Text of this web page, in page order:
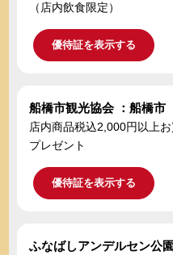
（店内飲食限定）
優待証を表示する
船橋市観光協会 ：船橋市
店内商品税込2,000円以上
プレゼント
優待証を表示する
ふなばしアンデルセン公